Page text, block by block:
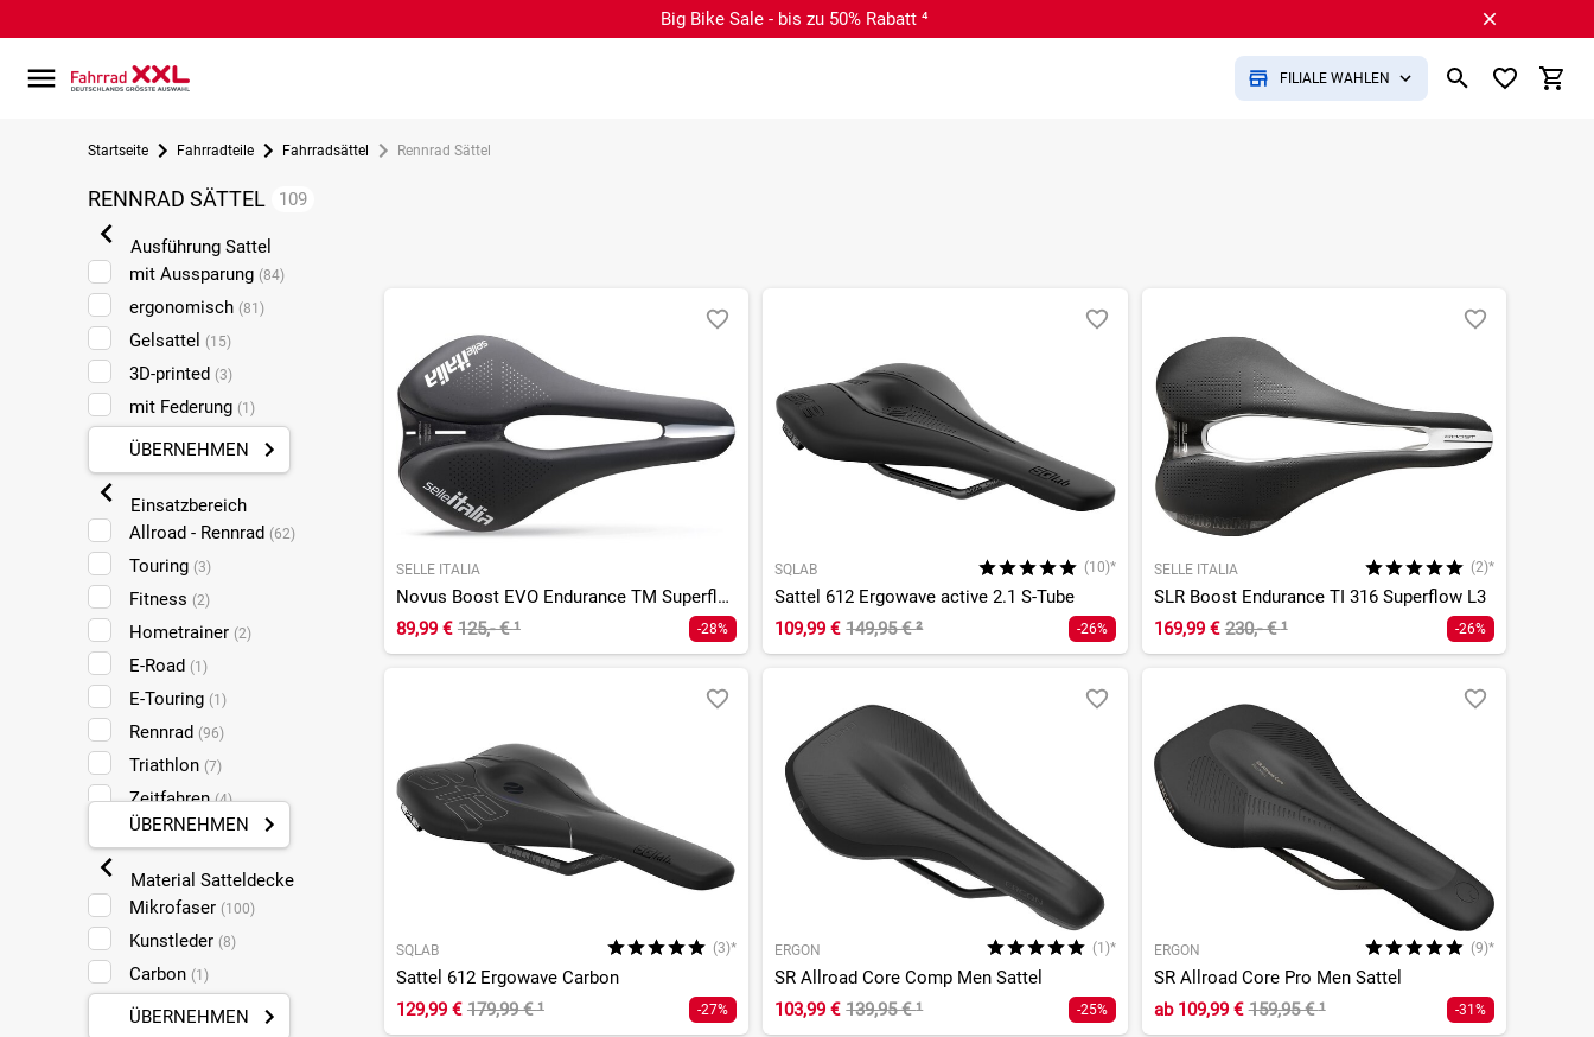
Big Bike Sale - bis zu 50% Rabatt ⁴
FILIALE WÄHLEN
Startseite Fahrradteile Fahrradsättel Rennrad Sättel
RENNRAD SÄTTEL 109
Ausführung Sattel
mit Aussparung (84)
ergonomisch (81)
Gelsattel (15)
3D-printed (3)
mit Federung (1)
ÜBERNEHMEN
Einsatzbereich
Allroad - Rennrad (62)
Touring (3)
Fitness (2)
Hometrainer (2)
E-Road (1)
E-Touring (1)
Rennrad (96)
Triathlon (7)
Zeitfahren(4)
ÜBERNEHMEN
Material Satteldecke
Mikrofaser (100)
Kunstleder (8)
Carbon (1)
ÜBERNEHMEN
SELLE ITALIA
Novus Boost EVO Endurance TM Superflow L3
89,99 € 125,- €¹ -28%
SQLAB (10)*
Sattel 612 Ergowave active 2.1 S-Tube
109,99 € 149,95 €² -26%
SELLE ITALIA (2)*
SLR Boost Endurance TI 316 Superflow L3
169,99 € 230,- €¹ -26%
SQLAB (3)*
Sattel 612 Ergowave Carbon
129,99 € 179,99 €¹ -27%
ERGON (1)*
SR Allroad Core Comp Men Sattel
103,99 € 139,95 €¹ -25%
ERGON (9)*
SR Allroad Core Pro Men Sattel
ab109,99 € 159,95 €¹ -31%